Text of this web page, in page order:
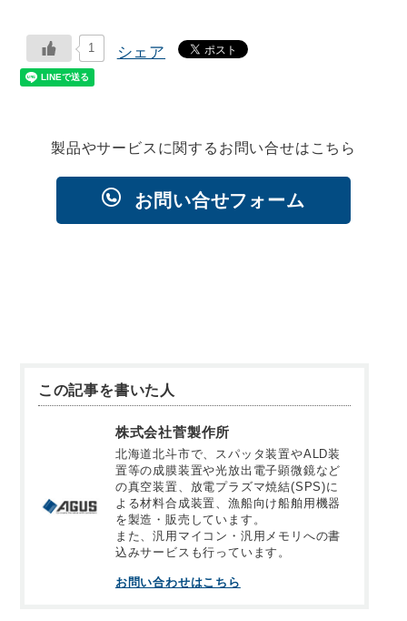
1 シェア
製品やサービスに関するお問い合せはこちら
お問い合せフォーム
この記事を書いた人
株式会社菅製作所
北海道北斗市で、スパッタ装置やALD装
置等の成膜装置や光放出電子顕微鏡など
の真空装置、放電プラズマ焼結(SPS)に
よる材料合成装置、漁船向け船舶用機器
を製造・販売しています。
また、汎用マイコン・汎用メモリへの書
込みサービスも行っています。
お問い合わせはこちら